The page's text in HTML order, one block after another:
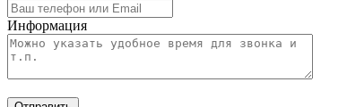
Информация